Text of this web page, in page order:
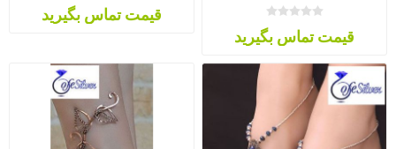
قیمت تماس بگیرید
قیمت تماس بگیرید